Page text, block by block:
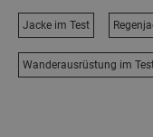
Jacke im Test
Wanderausrüstung im